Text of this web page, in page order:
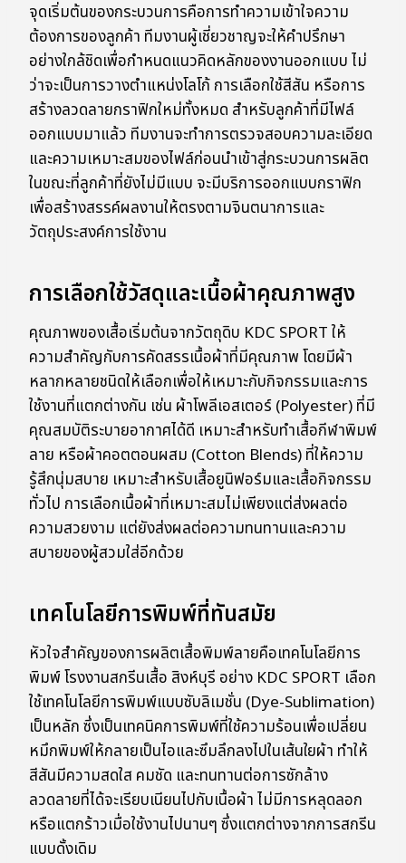
จุดเริ่มต้นของกระบวนการคือการทำความเข้าใจความ
ต้องการของลูกค้า ทีมงานผู้เชี่ยวชาญจะให้คำปรึกษา
อย่างใกล้ชิดเพื่อกำหนดแนวคิดหลักของงานออกแบบ ไม่
ว่าจะเป็นการวางตำแหน่งโลโก้ การเลือกใช้สีสัน หรือการ
สร้างลวดลายกราฟิกใหม่ทั้งหมด สำหรับลูกค้าที่มีไฟล์
ออกแบบมาแล้ว ทีมงานจะทำการตรวจสอบความละเอียด
และความเหมาะสมของไฟล์ก่อนนำเข้าสู่กระบวนการผลิต
ในขณะที่ลูกค้าที่ยังไม่มีแบบ จะมีบริการออกแบบกราฟิก
เพื่อสร้างสรรค์ผลงานให้ตรงตามจินตนาการและ
วัตถุประสงค์การใช้งาน
การเลือกใช้วัสดุและเนื้อผ้าคุณภาพสูง
คุณภาพของเสื้อเริ่มต้นจากวัตถุดิบ KDC SPORT ให้
ความสำคัญกับการคัดสรรเนื้อผ้าที่มีคุณภาพ โดยมีผ้า
หลากหลายชนิดให้เลือกเพื่อให้เหมาะกับกิจกรรมและการ
ใช้งานที่แตกต่างกัน เช่น ผ้าโพลีเอสเตอร์ (Polyester) ที่มี
คุณสมบัติระบายอากาศได้ดี เหมาะสำหรับทำเสื้อกีฬาพิมพ์
ลาย หรือผ้าคอตตอนผสม (Cotton Blends) ที่ให้ความ
รู้สึกนุ่มสบาย เหมาะสำหรับเสื้อยูนิฟอร์มและเสื้อกิจกรรม
ทั่วไป การเลือกเนื้อผ้าที่เหมาะสมไม่เพียงแต่ส่งผลต่อ
ความสวยงาม แต่ยังส่งผลต่อความทนทานและความ
สบายของผู้สวมใส่อีกด้วย
เทคโนโลยีการพิมพ์ที่ทันสมัย
หัวใจสำคัญของการผลิตเสื้อพิมพ์ลายคือเทคโนโลยีการ
พิมพ์ โรงงานสกรีนเสื้อ สิงห์บุรี อย่าง KDC SPORT เลือก
ใช้เทคโนโลยีการพิมพ์แบบซับลิเมชั่น (Dye-Sublimation)
เป็นหลัก ซึ่งเป็นเทคนิคการพิมพ์ที่ใช้ความร้อนเพื่อเปลี่ยน
หมึกพิมพ์ให้กลายเป็นไอและซึมลึกลงไปในเส้นใยผ้า ทำให้
สีสันมีความสดใส คมชัด และทนทานต่อการซักล้าง
ลวดลายที่ได้จะเรียบเนียนไปกับเนื้อผ้า ไม่มีการหลุดลอก
หรือแตกร้าวเมื่อใช้งานไปนานๆ ซึ่งแตกต่างจากการสกรีน
แบบดั้งเดิม